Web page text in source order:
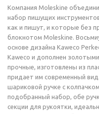
Компания Moleskine
набор пишущих
как и пишут, и которые без
блокнотом Moleskine.
основе дизайна Kaweco
Kaweco и дополнен
прочные, изготовлены из
придает им современный
шариковой ручке с
подобранный набор, обе
секции для рукоятки,